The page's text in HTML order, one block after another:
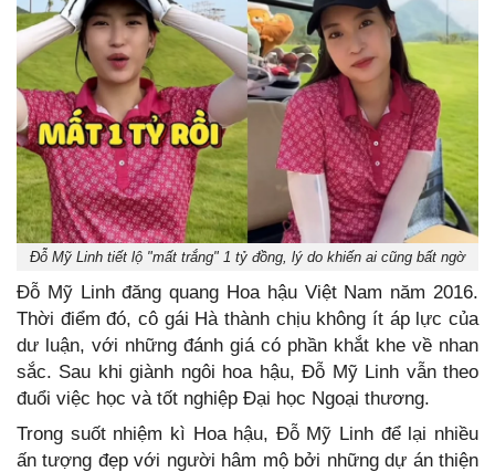
Đỗ Mỹ Linh tiết lộ "mất trắng" 1 tỷ đồng, lý do khiến ai cũng bất ngờ
Đỗ Mỹ Linh đăng quang Hoa hậu Việt Nam năm 2016.
Thời điểm đó, cô gái Hà thành chịu không ít áp lực của
dư luận, với những đánh giá có phần khắt khe về nhan
sắc. Sau khi giành ngôi hoa hậu, Đỗ Mỹ Linh vẫn theo
đuổi việc học và tốt nghiệp Đại học Ngoại thương.
Trong suốt nhiệm kì Hoa hậu, Đỗ Mỹ Linh để lại nhiều
ấn tượng đẹp với người hâm mộ bởi những dự án thiện